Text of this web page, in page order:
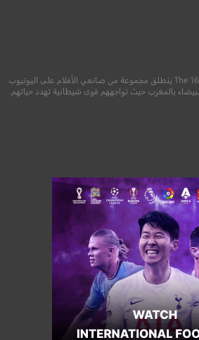
الحلقة السادسة عشر The 16th Episode ينطلق مجموعة من صانعي الأفلام على اليوتيوب
بالمغرب حيث تواجههم قوى شيطانية تهدد حياتهم.